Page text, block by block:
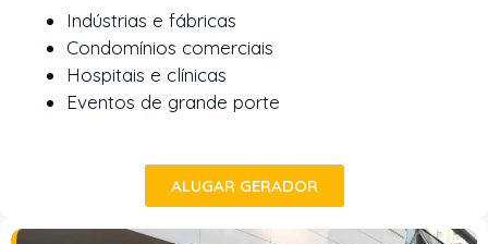
Indústrias e fábricas
Condomínios comerciais
Hospitais e clínicas
Eventos de grande porte
ALUGAR GERADOR